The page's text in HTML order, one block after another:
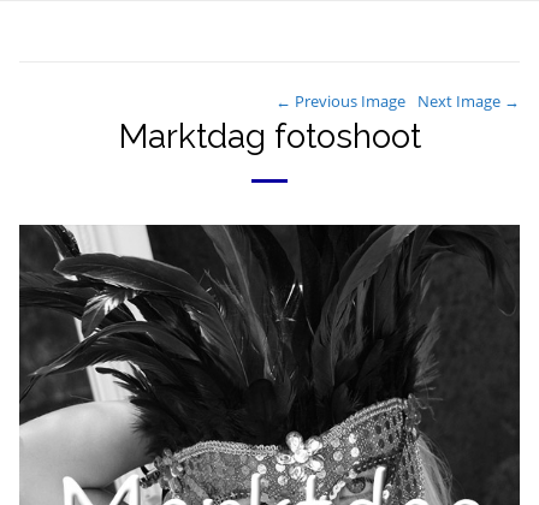
← Previous Image Next Image →
Marktdag fotoshoot